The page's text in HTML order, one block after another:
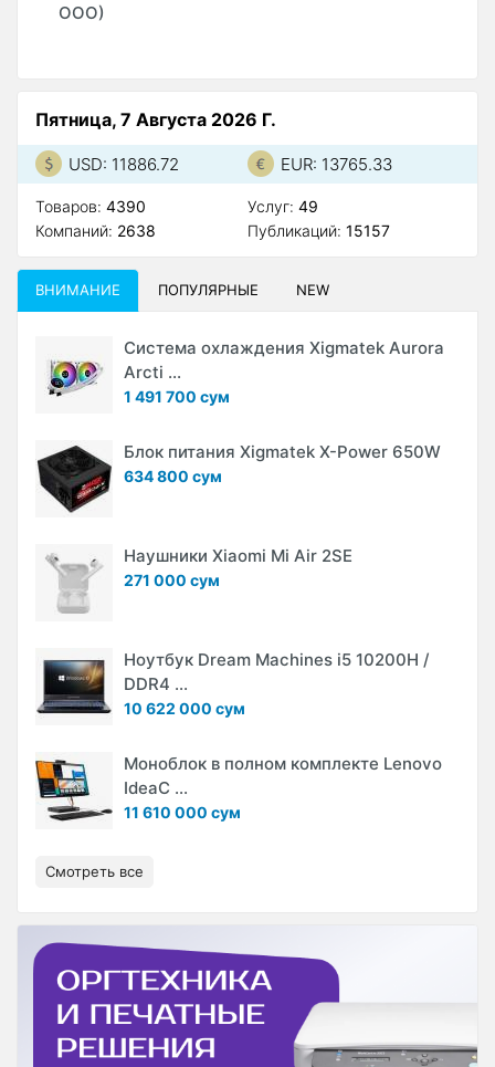
ООО)
Пятница, 7 Августа 2026 Г.
USD: 11886.72 EUR: 13765.33
Товаров: 4390
Компаний: 2638
Услуг: 49
Публикаций: 15157
ВНИМАНИЕ ПОПУЛЯРНЫЕ NEW
Система охлаждения Xigmatek Aurora
Arcti ...
1 491 700 сум
Блок питания Xigmatek X-Power 650W
634 800 сум
Наушники Xiaomi Mi Air 2SE
271 000 сум
Ноутбук Dream Machines i5 10200H /
DDR4 ...
10 622 000 сум
Моноблок в полном комплекте Lenovo
IdeaC ...
11 610 000 сум
Смотреть все